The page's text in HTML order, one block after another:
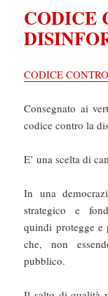
CODICE
CODICE
Consegnato ai
codice contro la
E’ una scelta di
In una
strategico e
quindi protegge e
che, non
pubblico.